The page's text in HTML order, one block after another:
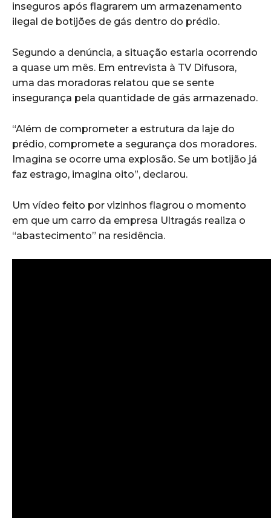
inseguros após flagrarem um armazenamento
ilegal de botijões de gás dentro do prédio.
Segundo a denúncia, a situação estaria ocorrendo
a quase um mês. Em entrevista à TV Difusora,
uma das moradoras relatou que se sente
insegurança pela quantidade de gás armazenado.
“Além de comprometer a estrutura da laje do
prédio, compromete a segurança dos moradores.
Imagina se ocorre uma explosão. Se um botijão já
faz estrago, imagina oito”, declarou.
Um vídeo feito por vizinhos flagrou o momento
em que um carro da empresa Ultragás realiza o
“abastecimento” na residência.